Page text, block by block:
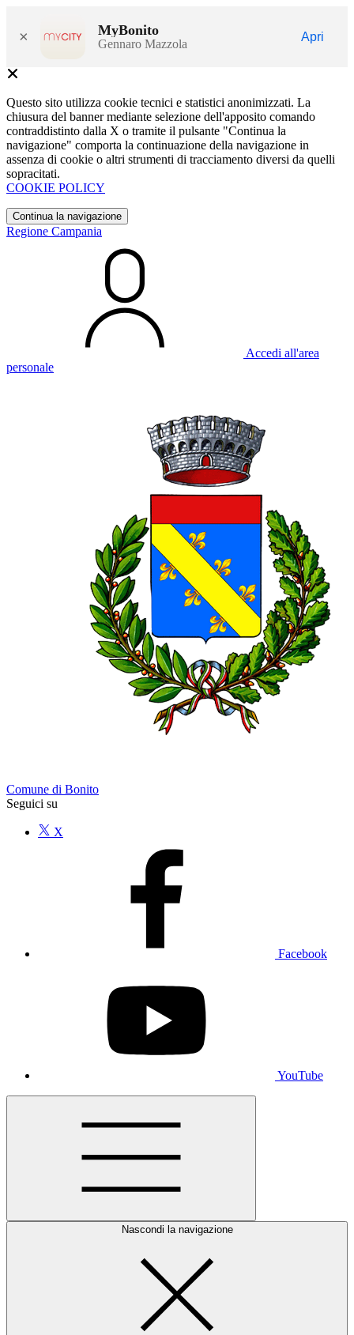
× MyBonito
Gennaro Mazzola
Apri
Questo sito utilizza cookie tecnici e statistici anonimizzati. La
chiusura del banner mediante selezione dell'apposito comando
contraddistinto dalla X o tramite il pulsante "Continua la
navigazione" comporta la continuazione della navigazione in
assenza di cookie o altri strumenti di tracciamento diversi da quelli
sopracitati.
COOKIE POLICY
Continua la navigazione
Regione Campania
Accedi all'area
personale
Comune di Bonito
Seguici su
X
Facebook
YouTube
Nascondi la navigazione